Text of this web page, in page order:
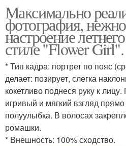
Максимально
фотография,
настроение
стиле "Flower Girl".
* Тип кадра: портрет по пояс
делает: позирует, слегка
кокетливо поднеся руку к
игривый и мягкий взгляд
полуулыбка. В волосах
ромашки.
* Внешность: 100% сходство.